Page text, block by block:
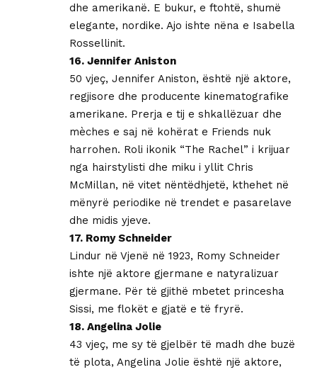
dhe amerikanë. E bukur, e ftohtë, shumë
elegante, nordike. Ajo ishte nëna e Isabella
Rossellinit.
16. Jennifer Aniston
50 vjeç, Jennifer Aniston, është një aktore,
regjisore dhe producente kinematografike
amerikane. Prerja e tij e shkallëzuar dhe
mèches e saj në kohërat e Friends nuk
harrohen. Roli ikonik “The Rachel” i krijuar
nga hairstylisti dhe miku i yllit Chris
McMillan, në vitet nëntëdhjetë, kthehet në
mënyrë periodike në trendet e pasarelave
dhe midis yjeve.
17. Romy Schneider
Lindur në Vjenë në 1923, Romy Schneider
ishte një aktore gjermane e natyralizuar
gjermane. Për të gjithë mbetet princesha
Sissi, me flokët e gjatë e të fryrë.
18. Angelina Jolie
43 vjeç, me sy të gjelbër të madh dhe buzë
të plota, Angelina Jolie është një aktore,